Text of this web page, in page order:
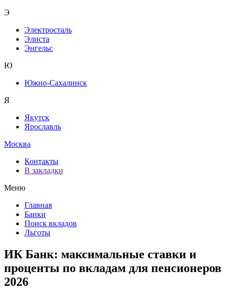
Э
Электросталь
Элиста
Энгельс
Ю
Южно-Сахалинск
Я
Якутск
Ярославль
Москва
Контакты
В закладки
Меню
Главная
Банки
Поиск вкладов
Льготы
ИК Банк: максимальные ставки и
проценты по вкладам для пенсионеров
2026